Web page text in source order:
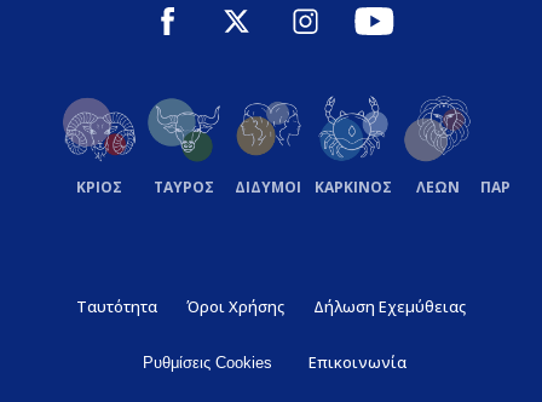
ΚΡΙΟΣ ΤΑΥΡΟΣ ΔΙΔΥΜΟΙ ΚΑΡΚΙΝΟΣ ΛΕΩΝ
Ταυτότητα Όροι Χρήσης Δήλωση Εχεμύθειας
Ρυθμίσεις Cookies Επικοινωνία